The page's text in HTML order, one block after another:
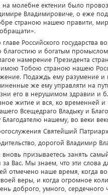
на молебне ектении было
Владимировиче, о еже
страною нашею правити,
главе Российского
и богатым
намерение Президента
Тобою страною нашею
Подаждь ему разумение
же ему управляти на
его в нерушимом здравии и
житие и вся, ко временней
Всещедраго Владыку и
Благодателю нашему, во веки
Святейший
дорогой Владимир
вновь призываетесь занять
Вас. Мы знаем, что эти слова
отмечено наше время, когда
веры, и когда огромное
доброго, умного, сердечного